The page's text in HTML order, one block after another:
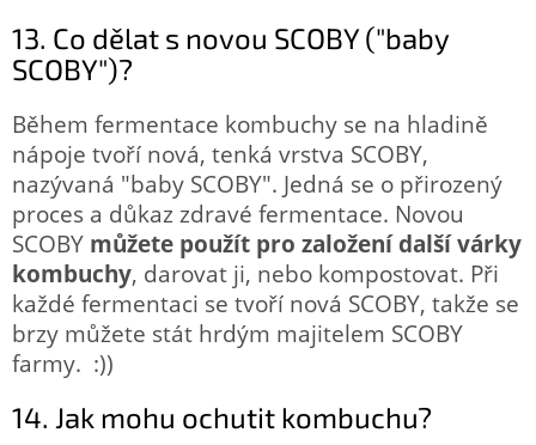
13. Co dělat s novou SCOBY ("baby
SCOBY")?
Během fermentace kombuchy se na hladině
nápoje tvoří nová, tenká vrstva SCOBY,
nazývaná "baby SCOBY". Jedná se o přirozený
proces a důkaz zdravé fermentace. Novou
SCOBY můžete použít pro založení další várky
kombuchy, darovat ji, nebo kompostovat. Při
každé fermentaci se tvoří nová SCOBY, takže se
brzy můžete stát hrdým majitelem SCOBY
farmy. :))
14. Jak mohu ochutit kombuchu?